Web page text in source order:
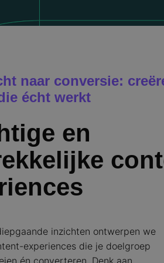
naar conversie:
écht werkt
en
inzichten ontwerpen we
experiences die je doelgroep
én converteren. Denk aan